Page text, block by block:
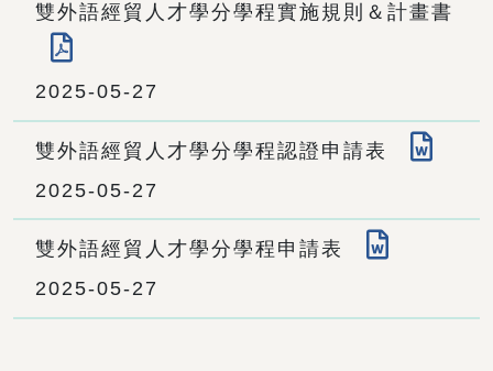
雙外語經貿人才學分學程實施規則＆計畫書
2025-05-27
雙外語經貿人才學分學程認證申請表
2025-05-27
雙外語經貿人才學分學程申請表
2025-05-27